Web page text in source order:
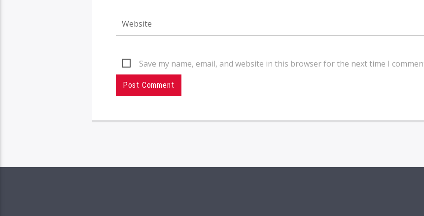
Save my name, email, and website in this browser for the next time I